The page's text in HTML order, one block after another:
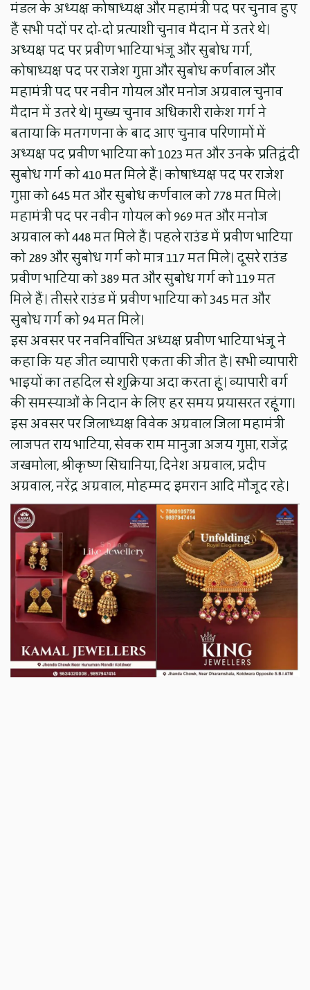
मंडल के अध्यक्ष कोषाध्यक्ष और महामंत्री पद पर चुनाव हुए
हैं सभी पदों पर दो-दो प्रत्याशी चुनाव मैदान में उतरे थे।
अध्यक्ष पद पर प्रवीण भाटिया भंजू और सुबोध गर्ग,
कोषाध्यक्ष पद पर राजेश गुप्ता और सुबोध कर्णवाल और
महामंत्री पद पर नवीन गोयल और मनोज अग्रवाल चुनाव
मैदान में उतरे थे। मुख्य चुनाव अधिकारी राकेश गर्ग ने
बताया कि मतगणना के बाद आए चुनाव परिणामों में
अध्यक्ष पद प्रवीण भाटिया को 1023 मत और उनके प्रतिद्वंदी
सुबोध गर्ग को 410 मत मिले हैं। कोषाध्यक्ष पद पर राजेश
गुप्ता को 645 मत और सुबोध कर्णवाल को 778 मत मिले।
महामंत्री पद पर नवीन गोयल को 969 मत और मनोज
अग्रवाल को 448 मत मिले हैं। पहले राउंड में प्रवीण भाटिया
को 289 और सुबोध गर्ग को मात्र 117 मत मिले। दूसरे राउंड
प्रवीण भाटिया को 389 मत और सुबोध गर्ग को 119 मत
मिले हैं। तीसरे राउंड में प्रवीण भाटिया को 345 मत और
सुबोध गर्ग को 94 मत मिले।
इस अवसर पर नवनिर्वाचित अध्यक्ष प्रवीण भाटिया भंजू ने
कहा कि यह जीत व्यापारी एकता की जीत है। सभी व्यापारी
भाइयों का तहदिल से शुक्रिया अदा करता हूं। व्यापारी वर्ग
की समस्याओं के निदान के लिए हर समय प्रयासरत रहूंगा।
इस अवसर पर जिलाध्यक्ष विवेक अग्रवाल जिला महामंत्री
लाजपत राय भाटिया, सेवक राम मानुजा अजय गुप्ता, राजेंद्र
जखमोला, श्रीकृष्ण सिंघानिया, दिनेश अग्रवाल, प्रदीप
अग्रवाल, नरेंद्र अग्रवाल, मोहम्मद इमरान आदि मौजूद रहे।